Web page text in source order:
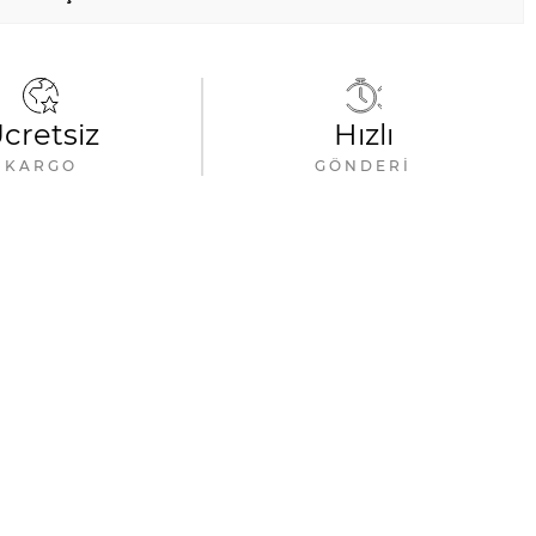
KARGO
Hızlı
GÖNDERI